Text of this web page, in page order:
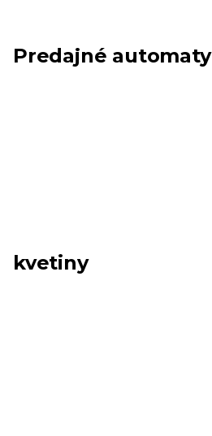
Predajné automaty
kvetiny